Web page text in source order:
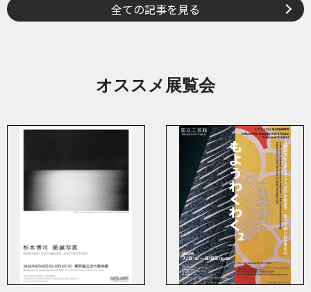
全ての記事を見る
オススメ展覧会